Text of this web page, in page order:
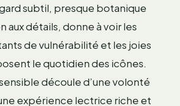
subtil, presque botanique
aux détails, donne à voir les
de vulnérabilité et les joies
le quotidien des icônes.
découle d’une volonté
expérience lectrice riche et